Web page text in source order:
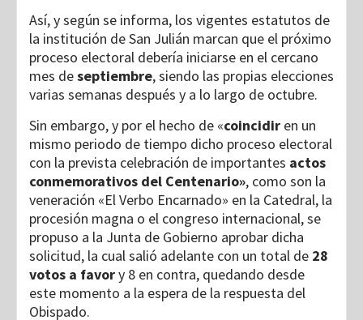
Así, y según se informa, los vigentes estatutos de
la institución de San Julián marcan que el próximo
proceso electoral debería iniciarse en el cercano
mes deseptiembre, siendo las propias elecciones
varias semanas después y a lo largo de octubre.
Sin embargo, y por el hecho de «coincidir en un
mismo periodo de tiempo dicho proceso electoral
con la prevista celebración de importantes actos
conmemorativos del Centenario», como son la
veneración «El Verbo Encarnado» en la Catedral, la
procesión magna o el congreso internacional, se
propuso a la Junta de Gobierno aprobar dicha
solicitud, la cual salió adelante con un total de 28
votos a favory 8 en contra, quedando desde
este momento a la espera de la respuesta del
Obispado.